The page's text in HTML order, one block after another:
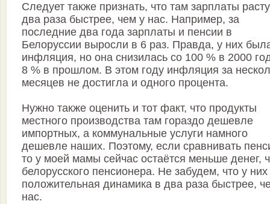
Следует также признать, что там зарплаты
два раза быстрее, чем у нас. Например, за
последние два года зарплаты и пенсии в
Белоруссии выросли в 6 раз. Правда, у них
инфляция, но она снизилась со 100 % в 2000
8 % в прошлом. В этом году инфляция за
месяцев не достигла и одного процента.
Нужно также оценить и тот факт, что продукты
местного производства там гораздо дешевле
импортных, а коммунальные услуги намного
дешевле наших. Поэтому, если сравнивать
то у моей мамы сейчас остаётся меньше денег,
белорусского пенсионера. Не забудем, что у них
положительная динамика в два раза быстрее,
нас.